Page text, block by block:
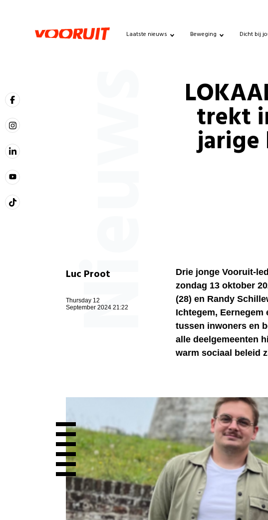
Laatste nieuws Beweging Dicht bij
Nieuws trekt
jarige
Luc Proot
Thursday 12
September 2024 21:22
Drie jonge Vooruit-
zondag 13 oktober
(28) en Randy
Ichtegem,
tussen inwoners en
alle deelgemeenten
warm sociaal beleid